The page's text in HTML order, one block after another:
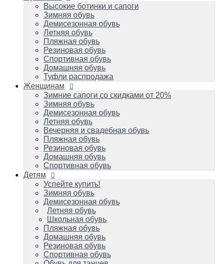
Зимняя обувь
Демисезонная обувь
Летняя обувь
Вечерняя и свадебная обувь
Пляжная обувь
Резиновая обувь
Домашняя обувь
Спортивная обувь
Детям
Успейте купить!
Зимняя обувь
Демисезонная обувь
Летняя обувь
Школьная обувь
Пляжная обувь
Домашняя обувь
Резиновая обувь
Спортивная обувь
Обувь для танцев
Карнавальные костюмы
Детские костюмы
Карнавальные костюмы до 1000р!
Костюмы для взрослых
Костюмы по разделам
Костюмы Деда Мороза и Снегурочки
Костюмы профессий и военных игровые
Костюмы карнавальные к масленице
Костюмы зверей карнавальные
Костюмы героев популярных мультиков
Высокие ботинки и сапоги
Зимняя обувь
Демисезонная обувь
Летняя обувь
Пляжная обувь
Резиновая обувь
Спортивная обувь
Домашняя обувь
Туфли распродажа
Женщинам
Зимние сапоги со скидками от 20%
Зимняя обувь
Демисезонная обувь
Летняя обувь
Вечерняя и свадебная обувь
Пляжная обувь
Резиновая обувь
Домашняя обувь
Спортивная обувь
Детям
Успейте купить!
Зимняя обувь
Демисезонная обувь
Летняя обувь
Школьная обувь
Пляжная обувь
Домашняя обувь
Резиновая обувь
Спортивная обувь